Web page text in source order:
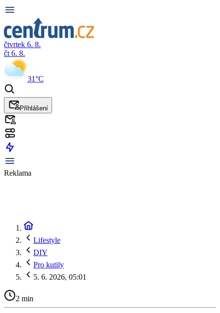
čtvrtek 6. 8.
čt 6. 8.
31°C
Přihlášení
Reklama
Lifestyle
DIY
Pro kutily
5. 6. 2026, 05:01
2 min